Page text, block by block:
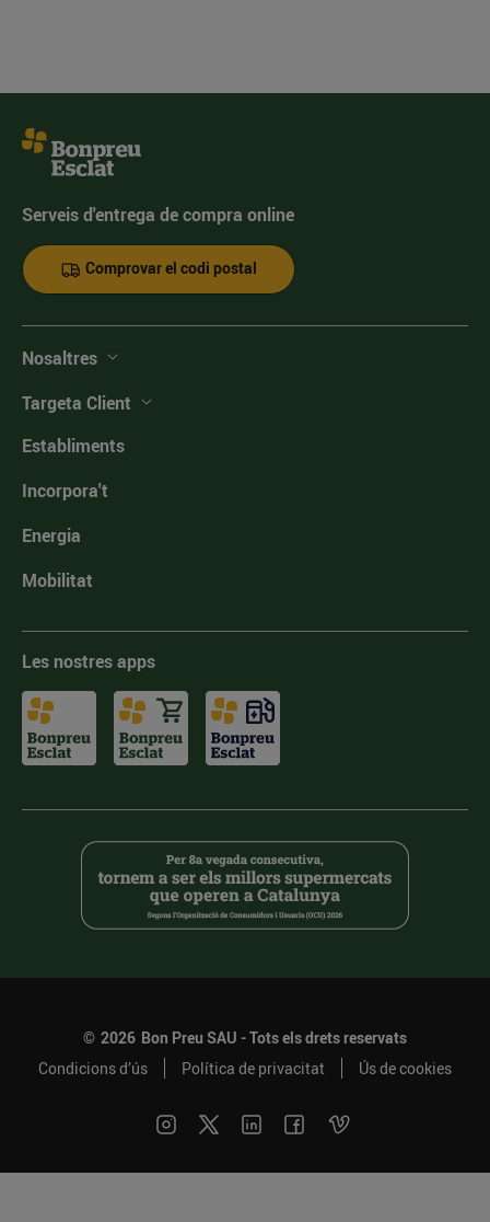
Serveis d'entrega de compra online
Comprovar el codi postal
Nosaltres
Targeta Client
Establiments
Incorpora't
Energia
Mobilitat
Les nostres apps
© 2026 Bon Preu SAU - Tots els drets reservats
Condicions d’ús
Política de privacitat Ús de cookies